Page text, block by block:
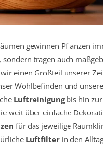
gewinnen Pflanzen
sondern tragen auch
einen Großteil unserer
Wohlbefinden und
Luftreinigungbis hin
weit über einfache
für das jeweilige
Luftfilter in den